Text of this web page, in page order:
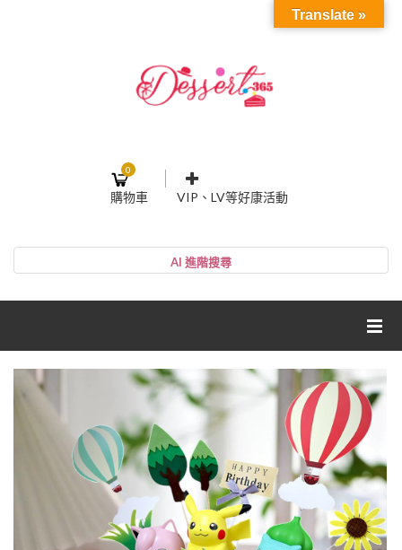
0
購物車 VIP、LV等好康活動
帳號
記住我
註冊
網紅媽咪蛋糕心得分享
加入甜點廚師接單平台
Translate »